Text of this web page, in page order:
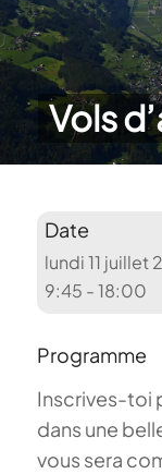
Vols
Date
lundi 11 juillet
9:45 - 18:00
Programme
Inscrives-toi
dans une
vous sera